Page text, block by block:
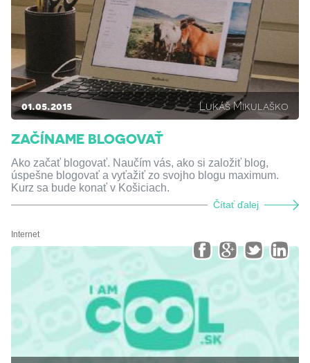
01.05.2015 Lukáš Mikulaško
ZAČÍNAME BLOGOVAŤ
Ako začať blogovať. Naučím vás, ako si založiť blog,
úspešne blogovať a vyťažiť zo svojho blogu maximum.
Kurz sa bude konať v Košiciach.
Čítať ďalej
Internet